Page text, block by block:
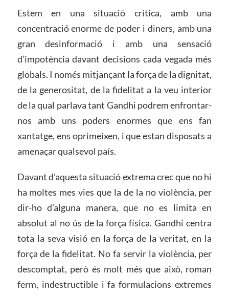
Estem en una situació crítica, amb una
concentració enorme de poder i diners, amb una
gran desinformació i amb una sensació
d’impotència davant decisions cada vegada més
globals. I només mitjançant la força de la dignitat,
de la generositat, de la fidelitat a la veu interior
de la qual parlava tant Gandhi podrem enfrontar-
nos amb uns poders enormes que ens fan
xantatge, ens oprimeixen, i que estan disposats a
amenaçar qualsevol país.
Davant d’aquesta situació extrema crec que no hi
ha moltes mes vies que la de la no violència, per
dir-ho d’alguna manera, que no es limita en
absolut al no ús de la força física. Gandhi centra
tota la seva visió en la força de la veritat, en la
força de la fidelitat. No fa servir la violència, per
descomptat, però és molt més que això, roman
ferm, indestructible i fa formulacions extremes